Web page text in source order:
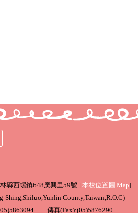
縣西螺鎮648廣興里59號 [本校位置圖 Map]
Shing,Shiluo,Yunlin County,Taiwan,R.O.C)
傳真(Fax):(05)5876290